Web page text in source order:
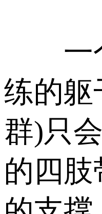
一
练的躯
群)只
的四肢